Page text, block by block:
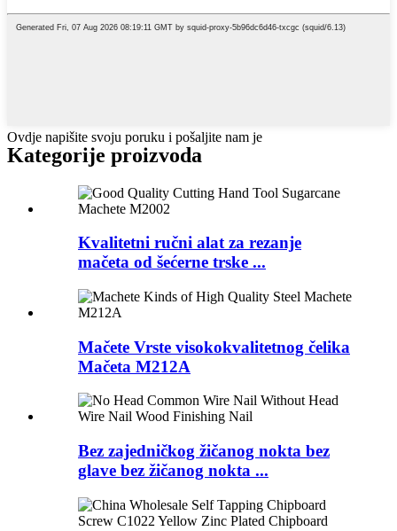
Ovdje napišite svoju poruku i pošaljite nam je
Kategorije proizvoda
Kvalitetni ručni alat za rezanje
mačeta od šećerne trske ...
Mačete Vrste visokokvalitetnog čelika
Mačeta M212A
Bez zajedničkog žičanog nokta bez
glave bez žičanog nokta ...